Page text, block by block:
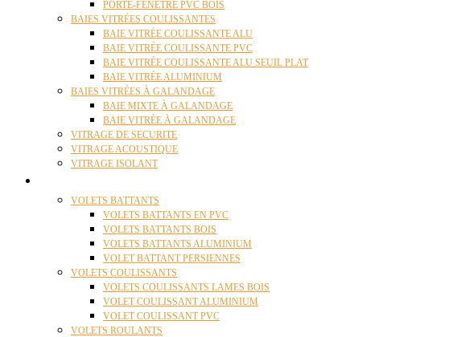
PORTE-FENÊTRE PVC BOIS
BAIES VITRÉES COULISSANTES
BAIE VITRÉE COULISSANTE ALU
BAIE VITRÉE COULISSANTE PVC
BAIE VITRÉE COULISSANTE ALU SEUIL PLAT
BAIE VITRÉE ALUMINIUM
BAIES VITRÉES À GALANDAGE
BAIE MIXTE À GALANDAGE
BAIE VITRÉE À GALANDAGE
VITRAGE DE SECURITE
VITRAGE ACOUSTIQUE
VITRAGE ISOLANT
VOLETS BATTANTS
VOLETS BATTANTS EN PVC
VOLETS BATTANTS BOIS
VOLETS BATTANTS ALUMINIUM
VOLET BATTANT PERSIENNES
VOLETS COULISSANTS
VOLETS COULISSANTS LAMES BOIS
VOLET COULISSANT ALUMINIUM
VOLET COULISSANT PVC
VOLETS ROULANTS